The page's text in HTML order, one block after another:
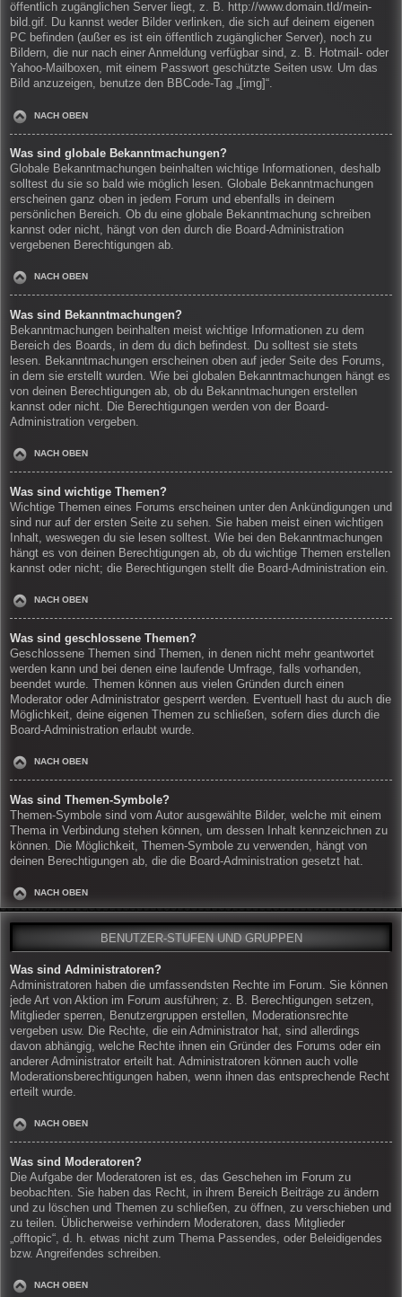
öffentlich zugänglichen Server liegt, z. B. http://www.domain.tld/mein-
bild.gif. Du kannst weder Bilder verlinken, die sich auf deinem eigenen
PC befinden (außer es ist ein öffentlich zugänglicher Server), noch zu
Bildern, die nur nach einer Anmeldung verfügbar sind, z. B. Hotmail- oder
Yahoo-Mailboxen, mit einem Passwort geschützte Seiten usw. Um das
Bild anzuzeigen, benutze den BBCode-Tag „[img]“.
NACH OBEN
Was sind globale Bekanntmachungen?
Globale Bekanntmachungen beinhalten wichtige Informationen, deshalb
solltest du sie so bald wie möglich lesen. Globale Bekanntmachungen
erscheinen ganz oben in jedem Forum und ebenfalls in deinem
persönlichen Bereich. Ob du eine globale Bekanntmachung schreiben
kannst oder nicht, hängt von den durch die Board-Administration
vergebenen Berechtigungen ab.
NACH OBEN
Was sind Bekanntmachungen?
Bekanntmachungen beinhalten meist wichtige Informationen zu dem
Bereich des Boards, in dem du dich befindest. Du solltest sie stets
lesen. Bekanntmachungen erscheinen oben auf jeder Seite des Forums,
in dem sie erstellt wurden. Wie bei globalen Bekanntmachungen hängt es
von deinen Berechtigungen ab, ob du Bekanntmachungen erstellen
kannst oder nicht. Die Berechtigungen werden von der Board-
Administration vergeben.
NACH OBEN
Was sind wichtige Themen?
Wichtige Themen eines Forums erscheinen unter den Ankündigungen und
sind nur auf der ersten Seite zu sehen. Sie haben meist einen wichtigen
Inhalt, weswegen du sie lesen solltest. Wie bei den Bekanntmachungen
hängt es von deinen Berechtigungen ab, ob du wichtige Themen erstellen
kannst oder nicht; die Berechtigungen stellt die Board-Administration ein.
NACH OBEN
Was sind geschlossene Themen?
Geschlossene Themen sind Themen, in denen nicht mehr geantwortet
werden kann und bei denen eine laufende Umfrage, falls vorhanden,
beendet wurde. Themen können aus vielen Gründen durch einen
Moderator oder Administrator gesperrt werden. Eventuell hast du auch die
Möglichkeit, deine eigenen Themen zu schließen, sofern dies durch die
Board-Administration erlaubt wurde.
NACH OBEN
Was sind Themen-Symbole?
Themen-Symbole sind vom Autor ausgewählte Bilder, welche mit einem
Thema in Verbindung stehen können, um dessen Inhalt kennzeichnen zu
können. Die Möglichkeit, Themen-Symbole zu verwenden, hängt von
deinen Berechtigungen ab, die die Board-Administration gesetzt hat.
NACH OBEN
BENUTZER-STUFEN UND GRUPPEN
Was sind Administratoren?
Administratoren haben die umfassendsten Rechte im Forum. Sie können
jede Art von Aktion im Forum ausführen; z. B. Berechtigungen setzen,
Mitglieder sperren, Benutzergruppen erstellen, Moderationsrechte
vergeben usw. Die Rechte, die ein Administrator hat, sind allerdings
davon abhängig, welche Rechte ihnen ein Gründer des Forums oder ein
anderer Administrator erteilt hat. Administratoren können auch volle
Moderationsberechtigungen haben, wenn ihnen das entsprechende Recht
erteilt wurde.
NACH OBEN
Was sind Moderatoren?
Die Aufgabe der Moderatoren ist es, das Geschehen im Forum zu
beobachten. Sie haben das Recht, in ihrem Bereich Beiträge zu ändern
und zu löschen und Themen zu schließen, zu öffnen, zu verschieben und
zu teilen. Üblicherweise verhindern Moderatoren, dass Mitglieder
„offtopic“, d. h. etwas nicht zum Thema Passendes, oder Beleidigendes
bzw. Angreifendes schreiben.
NACH OBEN